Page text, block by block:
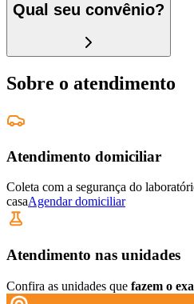
Qual seu convênio?
Sobre o atendimento
Atendimento domiciliar
Coleta com a segurança do
casaAgendar domiciliar
Atendimento nas unidades
Confira as unidades que fazem o